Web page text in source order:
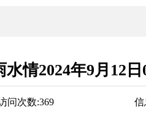
情2024年9月12
问次数:369 信